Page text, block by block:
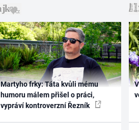
Martyho frky: Táta kvůli mému
humoru málem přišel o práci,
vypráví kontroverzní Řezník